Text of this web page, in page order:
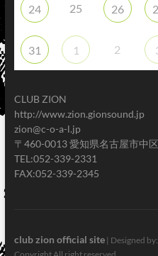
24 25 26
31 1 2
CLUB ZION
http://www.zion.gionsound.jp
zion@c-o-a-l.jp
〒460-0013 愛知県名古屋市中
TEL:052-339-2331
FAX:052-339-2345
club zion official site| Designed by: